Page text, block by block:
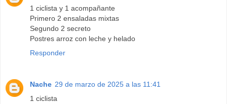
1 ciclista y 1 acompañante
Primero 2 ensaladas mixtas
Segundo 2 secreto
Postres arroz con leche y helado
Responder
Nache 29 de marzo de 2025 a las 11:41
1 ciclista